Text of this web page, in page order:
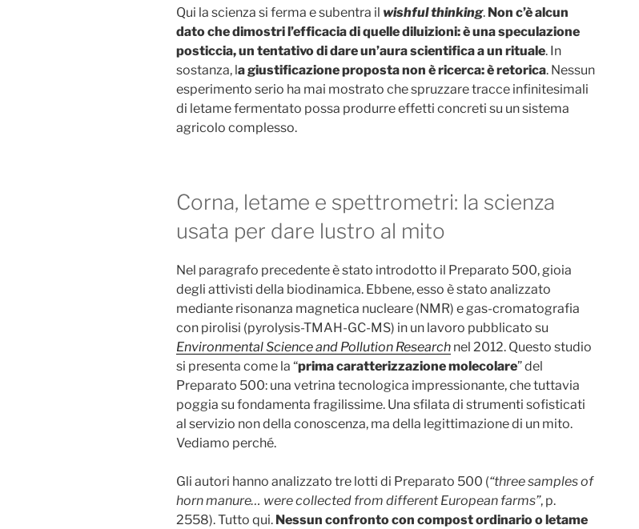
Qui la scienza si ferma e subentra il wishful thinking. Non c’è alcun
dato che dimostri l’efficacia di quelle diluizioni: è una speculazione
posticcia, un tentativo di dare un’aura scientifica a un rituale. In
sostanza, la giustificazione proposta non è ricerca: è retorica. Nessun
esperimento serio ha mai mostrato che spruzzare tracce infinitesimali
di letame fermentato possa produrre effetti concreti su un sistema
agricolo complesso.
Corna, letame e spettrometri: la scienza
usata per dare lustro al mito
Nel paragrafo precedente è stato introdotto il Preparato 500, gioia
degli attivisti della biodinamica. Ebbene, esso è stato analizzato
mediante risonanza magnetica nucleare (NMR) e gas-cromatografia
con pirolisi (pyrolysis-TMAH-GC-MS) in un lavoro pubblicato su
Environmental Science and Pollution Research nel 2012. Questo studio
si presenta come la “prima caratterizzazione molecolare” del
Preparato 500: una vetrina tecnologica impressionante, che tuttavia
poggia su fondamenta fragilissime. Una sfilata di strumenti sofisticati
al servizio non della conoscenza, ma della legittimazione di un mito.
Vediamo perché.
Gli autori hanno analizzato tre lotti di Preparato 500 (“three samples of
horn manure… were collected from different European farms”, p.
2558). Tutto qui. Nessun confronto con compost ordinario o letame